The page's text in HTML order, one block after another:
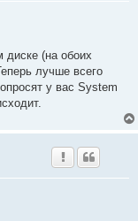
(на обоих
лучше всего
у вас System